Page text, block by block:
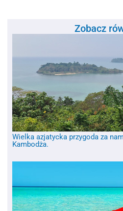
Zobacz
Wielka azjatycka przygoda za
Kambodża.